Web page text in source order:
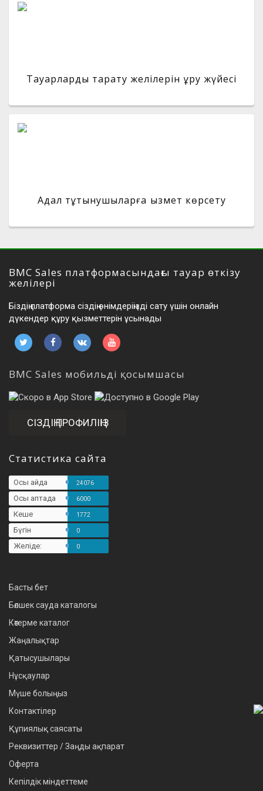
Тауарларды тарату желілерін құру жүйесі
Адал тұтынушыларға қызмет көрсету
BMC Sales платформасындағы тауар өткізу
желілері
Біздің платформа сіздің өнімдеріңізді сату үшін онлайн
дүкендер құру қызметтерін ұсынады
BMC Sales мобильді қосымшасы
СІЗДІҢ ПРОФИЛІҢІЗ
Статистика сайта
Осы айда 24076
Осы аптада 6000
Кеше 1772
Бүгін 0
Желіде: 0
Басты бет
Бөлшек сауда каталогы
Көтерме каталог
Жаңалықтар
Қатысушылары
Нұсқаулар
Мүше болыңыз
Контактілер
Құпиялық саясаты
Реквизиттер / Заңды ақпарат
Оферта
Кепілдік міндеттеме